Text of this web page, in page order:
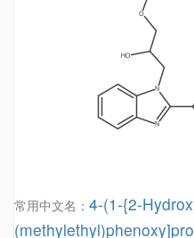
常用中文名： 4-(1-{2-